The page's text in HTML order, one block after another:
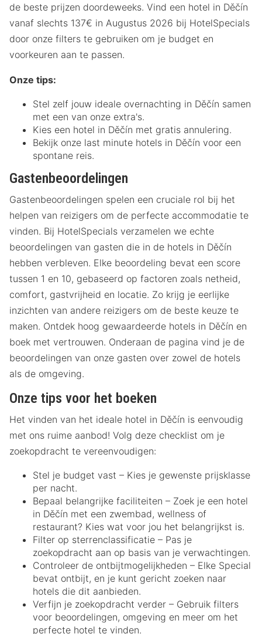
de beste prijzen doordeweeks. Vind een hotel in Děčín
vanaf slechts 137€ in Augustus 2026 bij HotelSpecials
door onze filters te gebruiken om je budget en
voorkeuren aan te passen.
Onze tips:
Stel zelf jouw ideale overnachting in Děčín samen
met een van onze extra's.
Kies een hotel in Děčín met gratis annulering.
Bekijk onze last minute hotels in Děčín voor een
spontane reis.
Gastenbeoordelingen
Gastenbeoordelingen spelen een cruciale rol bij het
helpen van reizigers om de perfecte accommodatie te
vinden. Bij HotelSpecials verzamelen we echte
beoordelingen van gasten die in de hotels in Děčín
hebben verbleven. Elke beoordeling bevat een score
tussen 1 en 10, gebaseerd op factoren zoals netheid,
comfort, gastvrijheid en locatie. Zo krijg je eerlijke
inzichten van andere reizigers om de beste keuze te
maken. Ontdek hoog gewaardeerde hotels in Děčín en
boek met vertrouwen. Onderaan de pagina vind je de
beoordelingen van onze gasten over zowel de hotels
als de omgeving.
Onze tips voor het boeken
Het vinden van het ideale hotel in Děčín is eenvoudig
met ons ruime aanbod! Volg deze checklist om je
zoekopdracht te vereenvoudigen:
Stel je budget vast – Kies je gewenste prijsklasse
per nacht.
Bepaal belangrijke faciliteiten – Zoek je een hotel
in Děčín met een zwembad, wellness of
restaurant? Kies wat voor jou het belangrijkst is.
Filter op sterrenclassificatie – Pas je
zoekopdracht aan op basis van je verwachtingen.
Controleer de ontbijtmogelijkheden – Elke Special
bevat ontbijt, en je kunt gericht zoeken naar
hotels die dit aanbieden.
Verfijn je zoekopdracht verder – Gebruik filters
voor beoordelingen, omgeving en meer om het
perfecte hotel te vinden.